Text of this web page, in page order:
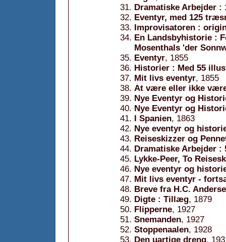
Dramatiske Arbejder :
Eventyr, med 125
Improvisatoren :
En Landsbyhistorie :
Mosenthals 'der
Eventyr, 1855
Historier : Med 55
Mit livs eventyr, 1855
At være eller ikke
Nye Eventyr og
Nye Eventyr og
I Spanien, 1863
Nye eventyr og
Reiseskizzer og
Dramatiske Arbejder :
Lykke-Peer, To
Nye eventyr og
Mit livs eventyr -
Breve fra H.C.
Digte : Tillæg, 1879
Flipperne, 1927
Snemanden, 1927
Stoppenaalen, 1928
Den uartige dreng,